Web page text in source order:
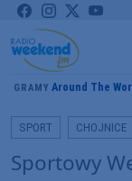
GRAMY Around The
SPORT CHOJNICE
Sportowy